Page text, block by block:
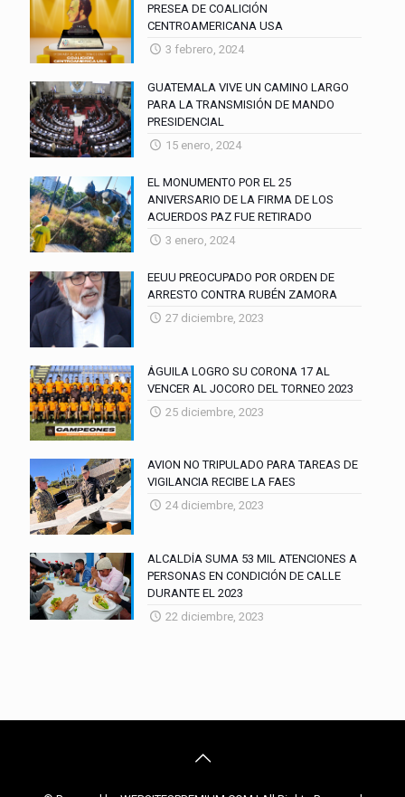
PRESEA DE COALICIÓN
CENTROAMERICANA USA
3 febrero, 2024
GUATEMALA VIVE UN CAMINO LARGO
PARA LA TRANSMISIÓN DE MANDO
PRESIDENCIAL
15 enero, 2024
EL MONUMENTO POR EL 25
ANIVERSARIO DE LA FIRMA DE LOS
ACUERDOS PAZ FUE RETIRADO
3 enero, 2024
EEUU PREOCUPADO POR ORDEN DE
ARRESTO CONTRA RUBÉN ZAMORA
27 diciembre, 2023
ÁGUILA LOGRO SU CORONA 17 AL
VENCER AL JOCORO DEL TORNEO 2023
25 diciembre, 2023
AVION NO TRIPULADO PARA TAREAS DE
VIGILANCIA RECIBE LA FAES
24 diciembre, 2023
ALCALDÍA SUMA 53 MIL ATENCIONES A
PERSONAS EN CONDICIÓN DE CALLE
DURANTE EL 2023
22 diciembre, 2023